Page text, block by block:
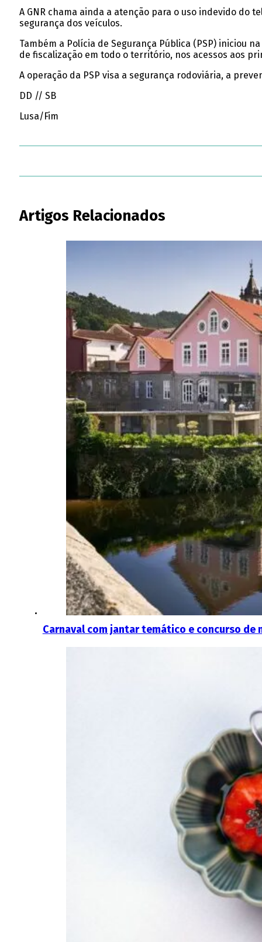
A GNR chama ainda a atenção para o uso indevido do
segurança dos veículos.
Também a Polícia de Segurança Pública (PSP) iniciou
de fiscalização em todo o território, nos acessos aos
A operação da PSP visa a segurança rodoviária, a
DD // SB
Lusa/Fim
Artigos Relacionados
Carnaval com jantar temático e concurso